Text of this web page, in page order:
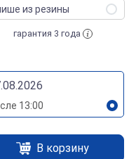
из резины
гарантия 3 года
13:00
В корзину